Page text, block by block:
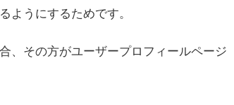
ようにするためです。
、その方がユーザープロフィールページ